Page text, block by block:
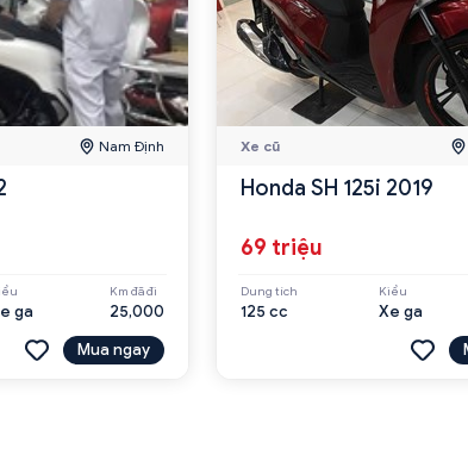
Nam Định
ga
Km đã đi
25,000
Mua ngay
Xe cũ
Honda SH 125i 2019
69 triệu
Dung tích
125 cc
Kiểu
Xe ga